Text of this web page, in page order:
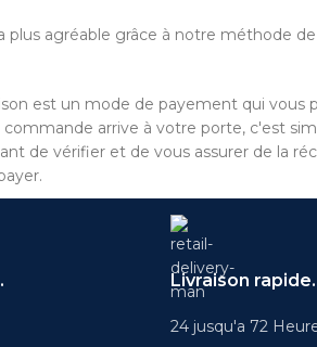
plus agréable grâce à notre méthode
est un mode de payement qui vous
arrive à votre porte, c'est
de vérifier et de vous assurer de la
Livraison rapide.
24 jusqu'a 72